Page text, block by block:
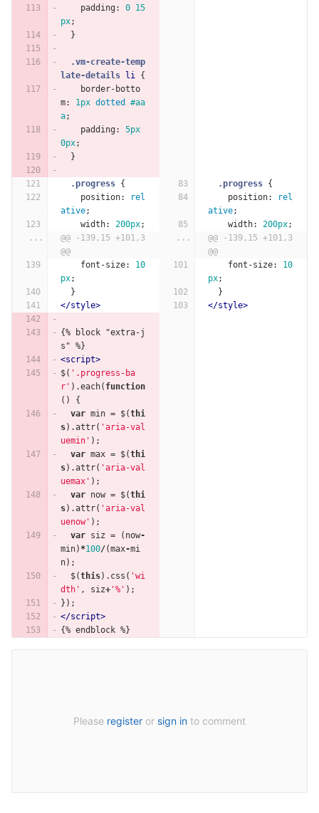
padding : 0 15
px;
}
.vm-create-temp
late-details
li {
border-botto
m: 1px dotted
#aa
a;
padding :
5px
0px;
}
.progress { .progress {
position:
rel
ative;
position:
rel
ative;
width: 200px; width: 200px;
...
@@ -139,15 +101,3
@@
...
@@ -139,15 +101,3
@@
font-size:
10
px;
font-size:
10
px;
}
}
</style>
</style>
{% block "extra-j
s" %}
<script>
$( '.progress-ba
r' ).each( function
()
{
var min = $(thi
s).attr( 'aria-val
uemin' );
var max = $(thi
s).attr( 'aria-val
uemax' );
var now = $(thi
s).attr( 'aria-val
uenow' );
var siz = ( now-
min) *100/(max-mi
n);
$(this). css ( 'wi
dth' , siz+ '%' );
});
</script>
{% endblock %}
Please register or sign in to comment